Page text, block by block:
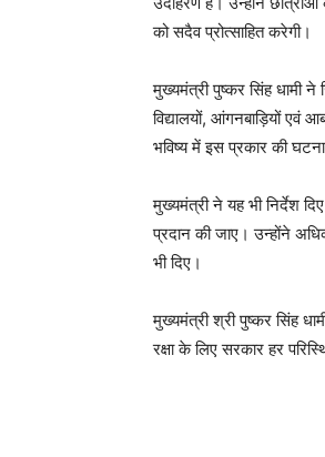
को सदैव प्रोत्साहित करेगी।
मुख्यमंत्री पुष्कर सिंह धामी ने
विद्यालयों, आंगनबाड़ियों एवं
भविष्य में इस प्रकार की
मुख्यमंत्री ने यह भी निर्देश
प्रदान की जाए। उन्होंने
भी दिए।
मुख्यमंत्री श्री पुष्कर सिंह
रक्षा के लिए सरकार हर